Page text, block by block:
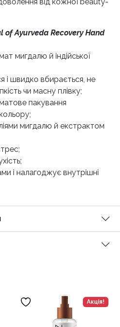
of Ayurveda Recovery Hand
мигдалю й індійської
і швидко вбирається, не
чи масну плівку;
пакування
мигдалю й екстрактом
і налагоджує внутрішні
Акція!